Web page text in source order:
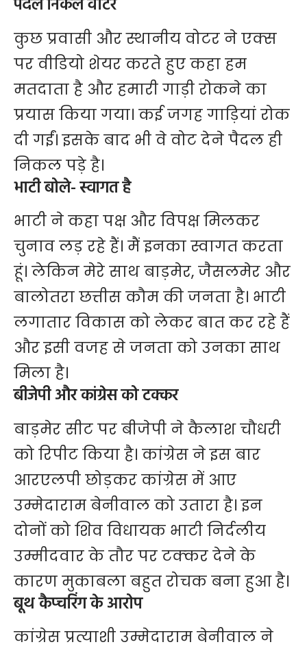
पैदल निकले वोटर
कुछ प्रवासी और स्थानीय वोटर ने एक्स
पर वीडियो शेयर करते हुए कहा हम
मतदाता है और हमारी गाड़ी रोकने का
प्रयास किया गया। कई जगह गाड़ियां रोक
दी गईं। इसके बाद भी वे वोट देने पैदल ही
निकल पड़े है।
भाटी बोले- स्वागत है
भाटी ने कहा पक्ष और विपक्ष मिलकर
चुनाव लड़ रहे हैं। मैं इनका स्वागत करता
हूं। लेकिन मेरे साथ बाड़मेर, जैसलमेर और
बालोतरा छत्तीस कौम की जनता है। भाटी
लगातार विकास को लेकर बात कर रहे हैं
और इसी वजह से जनता को उनका साथ
मिला है।
बीजेपी और कांग्रेस को टक्कर
बाड़मेर सीट पर बीजेपी ने कैलाश चौधरी
को रिपीट किया है। कांग्रेस ने इस बार
आरएलपी छोड़कर कांग्रेस में आए
उम्मेदाराम बेनीवाल को उतारा है। इन
दोनों को शिव विधायक भाटी निर्दलीय
उम्मीदवार के तौर पर टक्‍कर देने के
कारण मुकाबला बहुत रोचक बना हुआ है।
बूथ कैप्चरिंग के आरोप
कांग्रेस प्रत्याशी उम्मेदाराम बेनीवाल ने